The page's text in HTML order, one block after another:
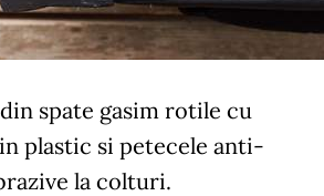
spate gasim rotile cu
plastic si petecele anti-
la colturi.